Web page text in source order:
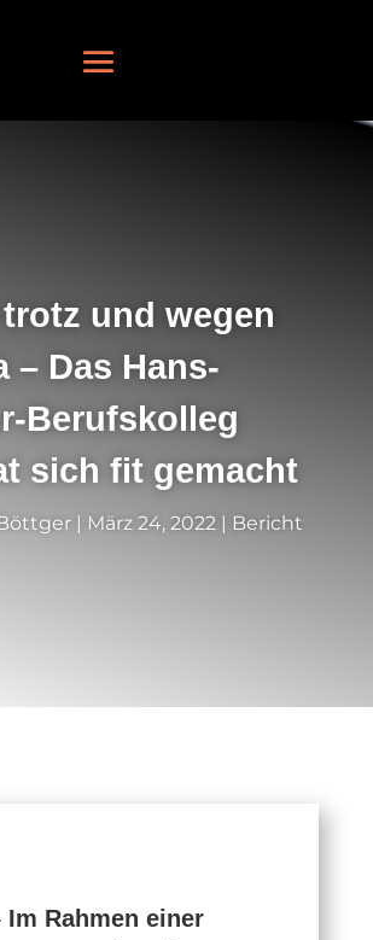
und wegen
– Das Hans-
Berufskolleg
sich fit gemacht
| März 24, 2022| Bericht
Im Rahmen einer